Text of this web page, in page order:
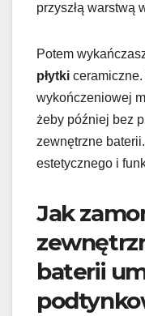
przyszłą warstwą
Potem
płytki
wykończeniowej
żeby później bez
zewnętrzne
estetycznego i
Jak
baterii